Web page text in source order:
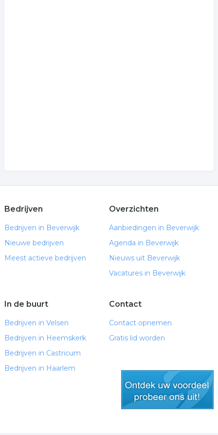
Bedrijven
Bedrijven in Beverwijk
Nieuwe bedrijven
Meest actieve bedrijven
Overzichten
Aanbiedingen in Beverwijk
Agenda in Beverwijk
Nieuws uit Beverwijk
Vacatures in Beverwijk
In de buurt
Bedrijven in Velsen
Bedrijven in Heemskerk
Bedrijven in Castricum
Bedrijven in Haarlem
Contact
Contact opnemen
Gratis lid worden